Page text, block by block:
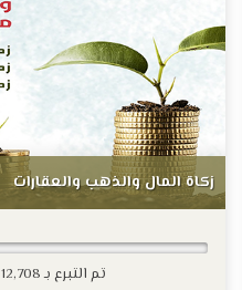
زكاة المال والذهب والعقارات
تم التبرع بـ12,708